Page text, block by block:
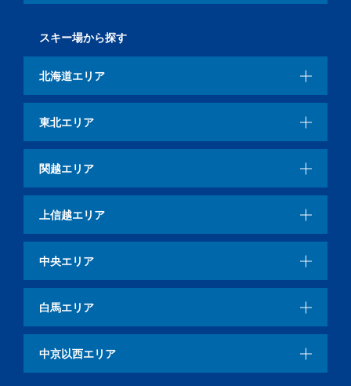
スキー場から探す
北海道エリア
東北エリア
関越エリア
上信越エリア
中央エリア
白馬エリア
中京以西エリア